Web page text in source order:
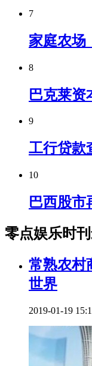
7
家庭农场
8
巴克莱资
9
工行贷款
10
巴西股市
零点娱乐时
常熟农村
世界
2019-01-19